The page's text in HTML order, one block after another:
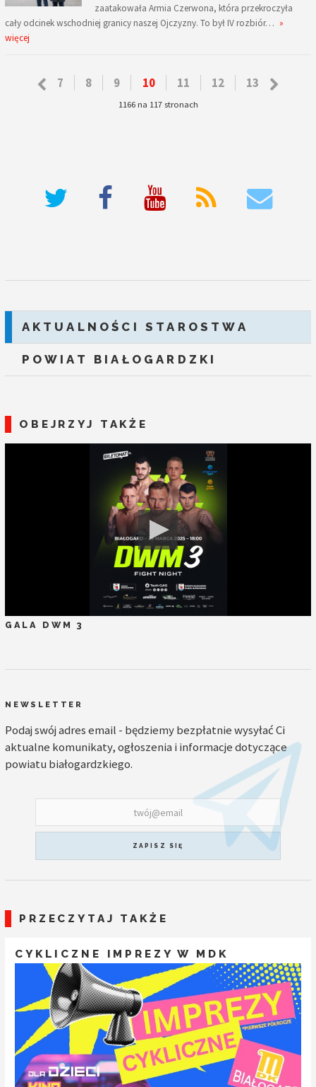
zaatakowała Armia Czerwona, która przekroczyła
cały odcinek wschodniej granicy naszej Ojczyzny. To był IV rozbiór… »
więcej
7 8 9 10 11 12 13
1166 na 117 stronach
AKTUALNOŚCI STAROSTWA
POWIAT BIAŁOGARDZKI
OBEJRZYJ TAKŻE
GALA DWM 3
NEWSLETTER
Podaj swój adres email - będziemy bezpłatnie wysyłać Ci
aktualne komunikaty, ogłoszenia i informacje dotyczące
powiatu białogardzkiego.
ZAPISZ SIĘ
PRZECZYTAJ TAKŻE
CYKLICZNE IMPREZY W MDK